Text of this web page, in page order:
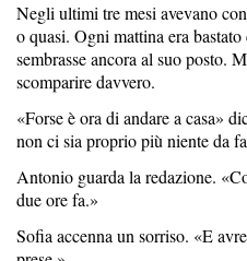
Negli ultimi tre mesi avevano
o quasi. Ogni mattina era
sembrasse ancora al suo posto.
scomparire davvero.
«Forse è ora di andare a casa»
non ci sia proprio più niente da
Antonio guarda la redazione.
due ore fa.»
Sofia accenna un sorriso. «E